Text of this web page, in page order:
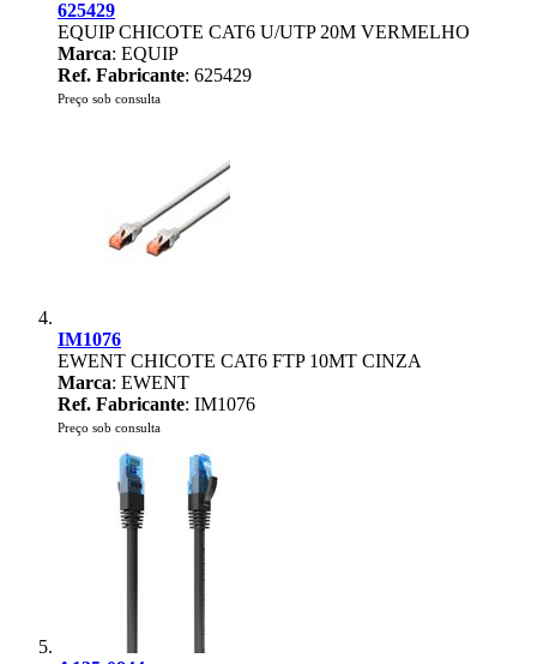
625429
EQUIP CHICOTE CAT6 U/UTP 20M VERMELHO
Marca: EQUIP
Ref. Fabricante: 625429
Preço sob consulta
IM1076
EWENT CHICOTE CAT6 FTP 10MT CINZA
Marca: EWENT
Ref. Fabricante: IM1076
Preço sob consulta